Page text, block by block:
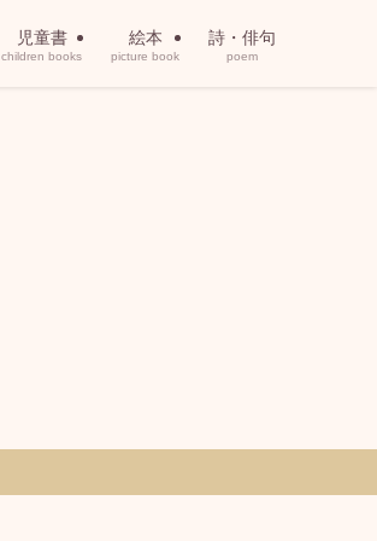
児童書
children books
絵本
picture book
詩・俳句
poem